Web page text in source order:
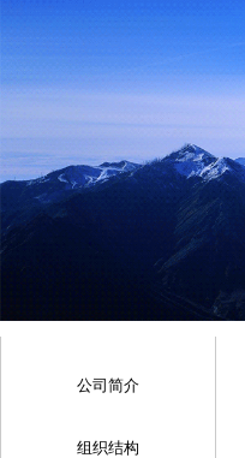
公司简介
组织结构